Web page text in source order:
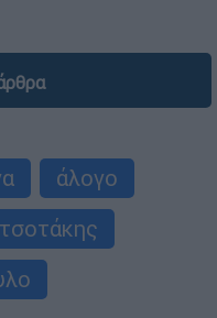
άλογο